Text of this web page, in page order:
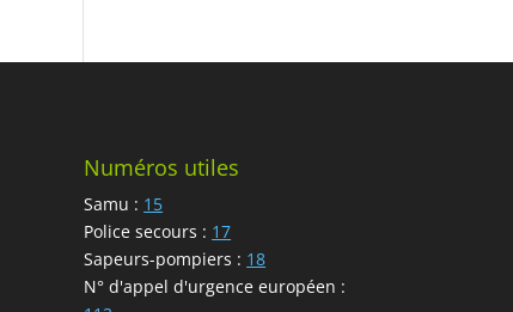
Numéros utiles
Samu : 15
Police secours : 17
Sapeurs-pompiers : 18
N° d'appel d'urgence européen :